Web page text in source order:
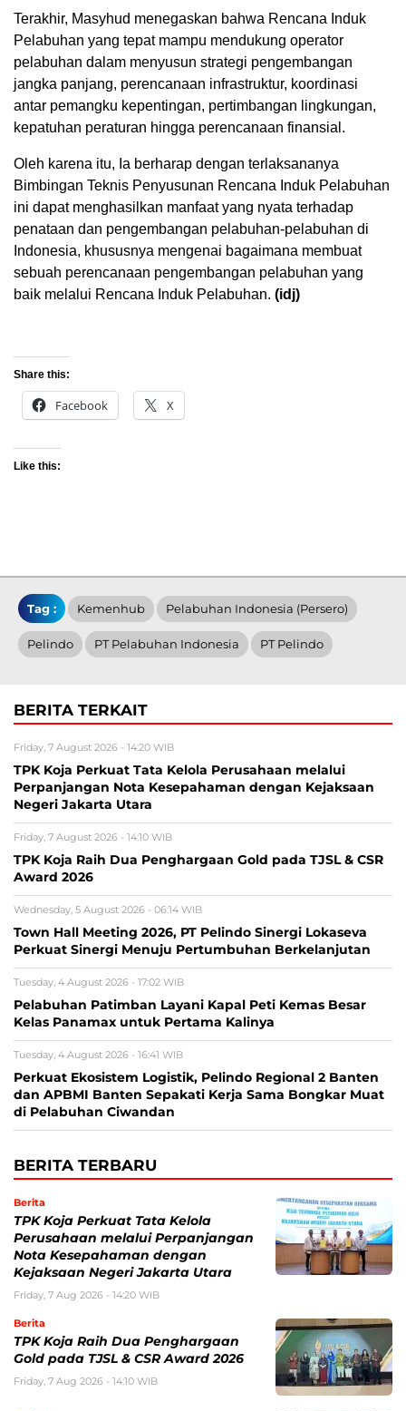
Terakhir, Masyhud menegaskan bahwa Rencana Induk
Pelabuhan yang tepat mampu mendukung operator
pelabuhan dalam menyusun strategi pengembangan
jangka panjang, perencanaan infrastruktur, koordinasi
antar pemangku kepentingan, pertimbangan lingkungan,
kepatuhan peraturan hingga perencanaan finansial.
Oleh karena itu, Ia berharap dengan terlaksananya
Bimbingan Teknis Penyusunan Rencana Induk Pelabuhan
ini dapat menghasilkan manfaat yang nyata terhadap
penataan dan pengembangan pelabuhan-pelabuhan di
Indonesia, khususnya mengenai bagaimana membuat
sebuah perencanaan pengembangan pelabuhan yang
baik melalui Rencana Induk Pelabuhan. (idj)
Share this:
Facebook X
Like this:
Tag : Kemenhub Pelabuhan Indonesia (Persero)
Pelindo PT Pelabuhan Indonesia PT Pelindo
BERITA TERKAIT
Friday, 7 August 2026 - 14:20 WIB
TPK Koja Perkuat Tata Kelola Perusahaan melalui
Perpanjangan Nota Kesepahaman dengan Kejaksaan
Negeri Jakarta Utara
Friday, 7 August 2026 - 14:10 WIB
TPK Koja Raih Dua Penghargaan Gold pada TJSL & CSR
Award 2026
Wednesday, 5 August 2026 - 06:14 WIB
Town Hall Meeting 2026, PT Pelindo Sinergi Lokaseva
Perkuat Sinergi Menuju Pertumbuhan Berkelanjutan
Tuesday, 4 August 2026 - 17:02 WIB
Pelabuhan Patimban Layani Kapal Peti Kemas Besar
Kelas Panamax untuk Pertama Kalinya
Tuesday, 4 August 2026 - 16:41 WIB
Perkuat Ekosistem Logistik, Pelindo Regional 2 Banten
dan APBMI Banten Sepakati Kerja Sama Bongkar Muat
di Pelabuhan Ciwandan
BERITA TERBARU
Berita
TPK Koja Perkuat Tata Kelola
Perusahaan melalui Perpanjangan
Nota Kesepahaman dengan
Kejaksaan Negeri Jakarta Utara
Friday, 7 Aug 2026 - 14:20 WIB
Berita
TPK Koja Raih Dua Penghargaan
Gold pada TJSL & CSR Award 2026
Friday, 7 Aug 2026 - 14:10 WIB